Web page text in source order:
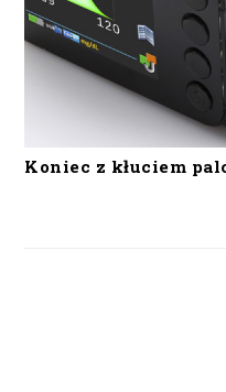
Koniec z kłuciem